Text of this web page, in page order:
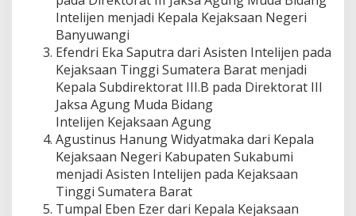
Intelijen menjadi Kepala Kejaksaan Negeri
Banyuwangi
Efendri Eka Saputra dari Asisten Intelijen pada
Kejaksaan Tinggi Sumatera Barat menjadi
Kepala Subdirektorat III.B pada Direktorat III
Jaksa Agung Muda Bidang
Intelijen Kejaksaan Agung
Agustinus Hanung Widyatmaka dari Kepala
Kejaksaan Negeri Kabupaten Sukabumi
menjadi Asisten Intelijen pada Kejaksaan
Tinggi Sumatera Barat
Tumpal Eben Ezer dari Kepala Kejaksaan